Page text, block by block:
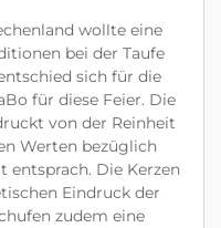
wollte eine
bei der Taufe
sich für die
für diese Feier. Die
von der Reinheit
Werten bezüglich
entsprach. Die Kerzen
Eindruck der
zudem eine